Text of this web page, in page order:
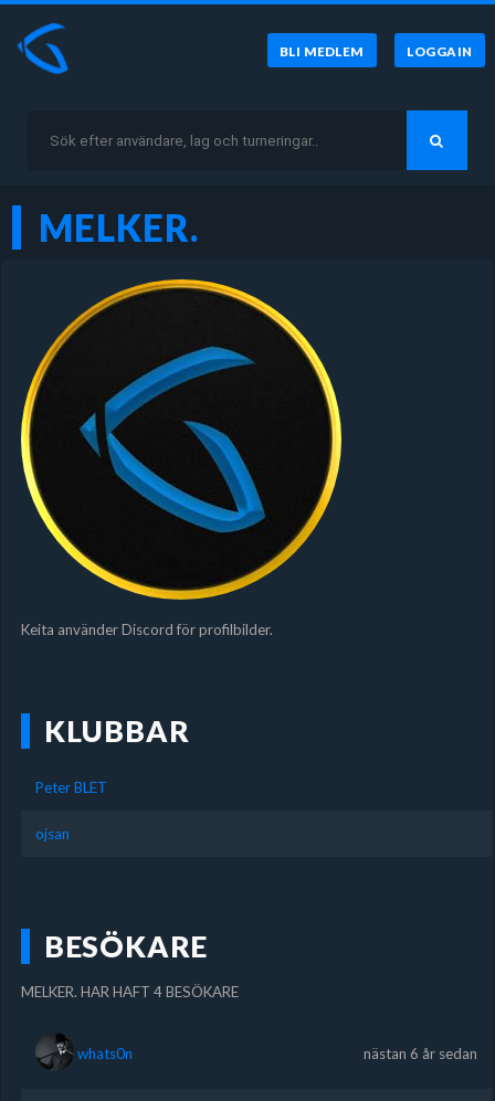
BLI MEDLEM LOGGA IN
MELKER.
Keita använder Discord för profilbilder.
KLUBBAR
Peter BLET
ojsan
BESÖKARE
MELKER. HAR HAFT 4 BESÖKARE
whats0n nästan 6 år sedan